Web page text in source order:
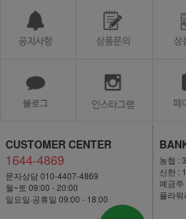
CUSTOMER CENTER
1644-4869
문자상담 010-4407-4869
월~토 09:00 - 20:00
일요일·공휴일 09:00 - 18:00
농협 :
신한 :
예금주
플라